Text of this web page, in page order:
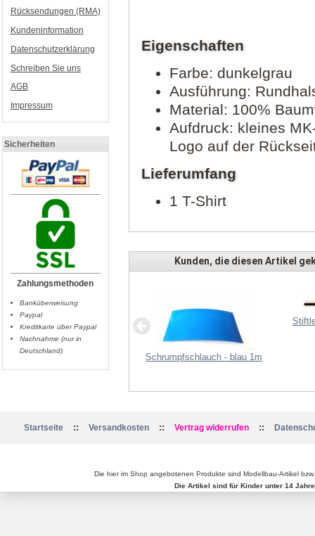
Rücksendungen (RMA)
Kundeninformation
Datenschutzerklärung
Schreiben Sie uns
AGB
Impressum
Sicherheiten
Zahlungsmethoden
Banküberweisung
Paypal
Kreditkarte über Paypal
Nachnahme (nur in
Deutschland)
Eigenschaften
Farbe: dunkelgrau
Ausführung:
Material: 100%
Aufdruck: kleines
Logo auf der
Lieferumfang
1 T-Shirt
Kunden, die diesen Artikel
Schrumpfschlauch - blau 1m
Startseite :: Versandkosten :: Vertrag widerrufen ::
Die hier im Shop angebotenen Produkte sind Modellbau-Artikel
Die Artikel sind für Kinder unter 14